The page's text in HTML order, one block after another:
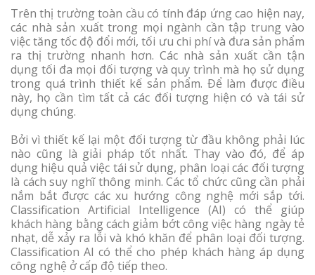
Trên thị trường toàn cầu có tính đáp ứng cao hiện nay,
các nhà sản xuất trong mọi ngành cần tập trung vào
việc tăng tốc độ đổi mới, tối ưu chi phí và đưa sản phẩm
ra thị trường nhanh hơn. Các nhà sản xuất cần tận
dụng tối đa mọi đối tượng và quy trình mà họ sử dụng
trong quá trình thiết kế sản phẩm. Để làm được điều
này, họ cần tìm tất cả các đối tượng hiện có và tái sử
dụng chúng.
Bởi vì thiết kế lại một đối tượng từ đầu không phải lúc
nào cũng là giải pháp tốt nhất. Thay vào đó, để áp
dụng hiệu quả việc tái sử dụng, phân loại các đối tượng
là cách suy nghĩ thông minh. Các tổ chức cũng cần phải
nắm bắt được các xu hướng công nghệ mới sắp tới.
Classification Artificial Intelligence (AI) có thể giúp
khách hàng bằng cách giảm bớt công việc hàng ngày tẻ
nhạt, dễ xảy ra lỗi và khó khăn để phân loại đối tượng.
Classification AI có thể cho phép khách hàng áp dụng
công nghệ ở cấp độ tiếp theo.